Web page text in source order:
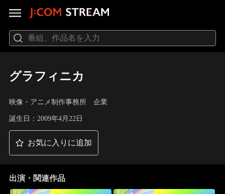
グラフィニカ
映像・アニメ制作事務所 企業
誕生日：2009年4月22日
お気に入りに追加
出演・関連作品